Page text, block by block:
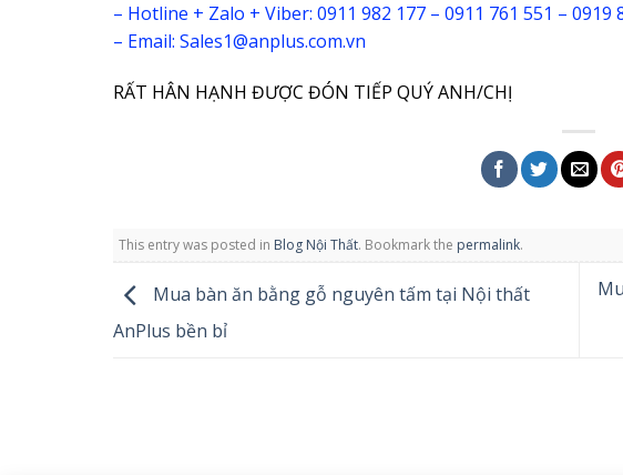
– Hotline + Zalo + Viber: 0911 982 177 – 0911 761 551 – 0919
– Email: Sales1@anplus.com.vn
RẤT HÂN HẠNH ĐƯỢC ĐÓN TIẾP QUÝ ANH/CHỊ
This entry was posted in Blog Nội Thất. Bookmark the permalink.
Mua bàn ăn bằng gỗ nguyên tấm tại Nội thất
AnPlus bền bỉ